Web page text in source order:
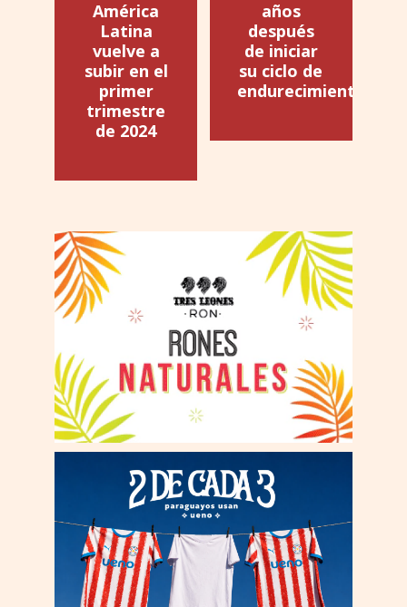
América
Latina
vuelve a
subir en el
primer
trimestre
de 2024
años
después
de iniciar
su ciclo de
endurecimiento